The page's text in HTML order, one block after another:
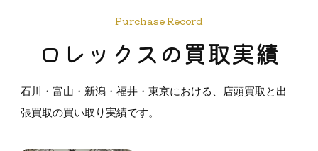
Purchase Record
ロレックスの買取実績
石川・富山・新潟・福井・東京における、店頭買取と出
張買取の買い取り実績です。